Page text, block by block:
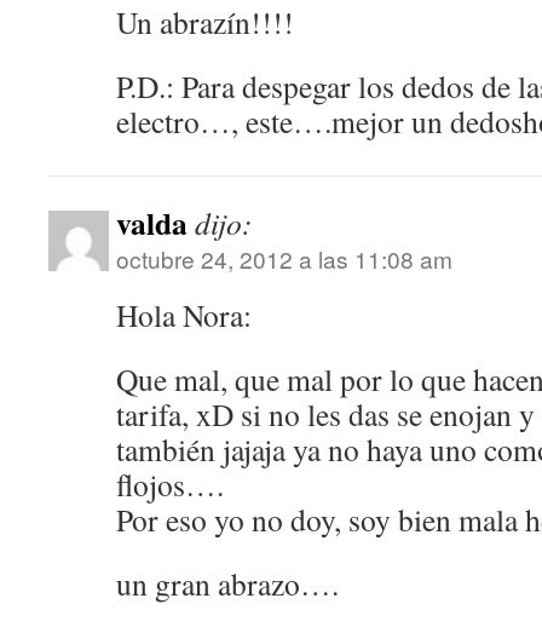
Un abrazín!!!!
P.D.: Para despegar los dedos de
electro…, este….mejor un
valdadijo:
octubre 24, 2012 a las 11:08 am
Hola Nora:
Que mal, que mal por lo que
tarifa, xD si no les das se enojan
también jajaja ya no haya uno
flojos….
Por eso yo no doy, soy bien mala
un gran abrazo….